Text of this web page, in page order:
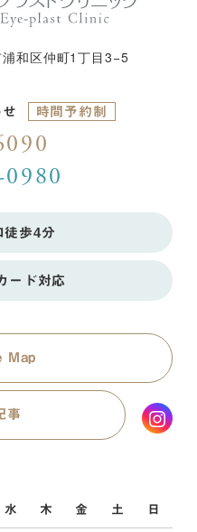
和区仲町1丁目3−5
時間予約制
徒歩4分
ード対応
Map
事
水 木 金 土 日